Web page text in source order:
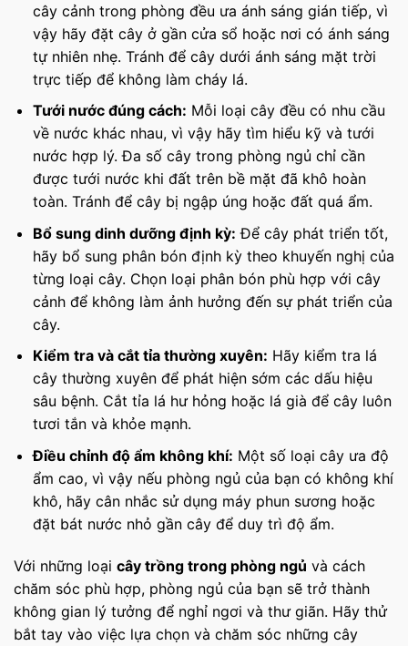
cây cảnh trong phòng đều ưa ánh sáng gián tiếp, vì
vậy hãy đặt cây ở gần cửa sổ hoặc nơi có ánh sáng
tự nhiên nhẹ. Tránh để cây dưới ánh sáng mặt trời
trực tiếp để không làm cháy lá.
Tưới nước đúng cách: Mỗi loại cây đều có nhu cầu
về nước khác nhau, vì vậy hãy tìm hiểu kỹ và tưới
nước hợp lý. Đa số cây trong phòng ngủ chỉ cần
được tưới nước khi đất trên bề mặt đã khô hoàn
toàn. Tránh để cây bị ngập úng hoặc đất quá ẩm.
Bổ sung dinh dưỡng định kỳ: Để cây phát triển tốt,
hãy bổ sung phân bón định kỳ theo khuyến nghị của
từng loại cây. Chọn loại phân bón phù hợp với cây
cảnh để không làm ảnh hưởng đến sự phát triển của
cây.
Kiểm tra và cắt tỉa thường xuyên: Hãy kiểm tra lá
cây thường xuyên để phát hiện sớm các dấu hiệu
sâu bệnh. Cắt tỉa lá hư hỏng hoặc lá già để cây luôn
tươi tắn và khỏe mạnh.
Điều chỉnh độ ẩm không khí: Một số loại cây ưa độ
ẩm cao, vì vậy nếu phòng ngủ của bạn có không khí
khô, hãy cân nhắc sử dụng máy phun sương hoặc
đặt bát nước nhỏ gần cây để duy trì độ ẩm.
Với những loại cây trồng trong phòng ngủ và cách
chăm sóc phù hợp, phòng ngủ của bạn sẽ trở thành
không gian lý tưởng để nghỉ ngơi và thư giãn. Hãy thử
bắt tay vào việc lựa chọn và chăm sóc những cây